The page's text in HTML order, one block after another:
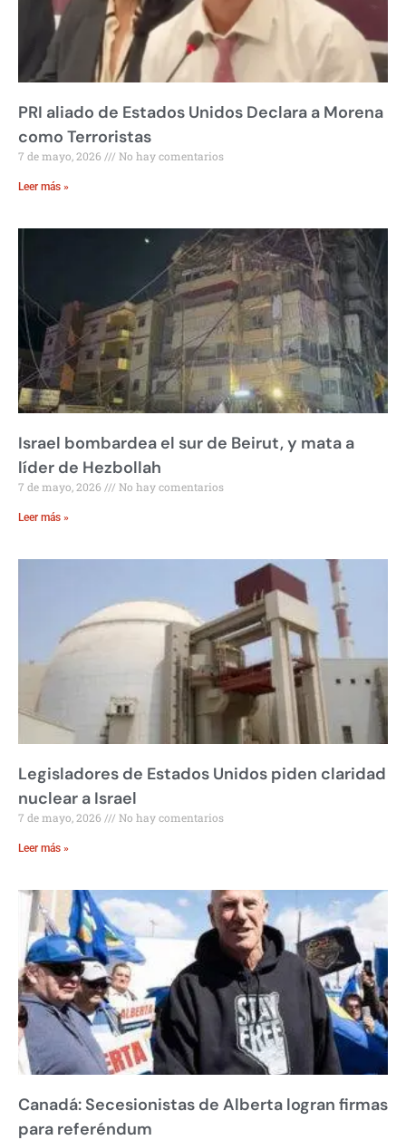
PRI aliado de Estados Unidos Declara a Morena
como Terroristas
7 de mayo, 2026 No hay comentarios
Leer más »
Israel bombardea el sur de Beirut, y mata a
líder de Hezbollah
7 de mayo, 2026 No hay comentarios
Leer más »
Legisladores de Estados Unidos piden claridad
nuclear a Israel
7 de mayo, 2026 No hay comentarios
Leer más »
Canadá: Secesionistas de Alberta logran firmas
para referéndum